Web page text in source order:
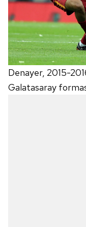
Denayer, 2015-
Galatasaray